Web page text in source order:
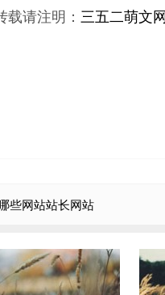
载请注明： 三五二萌文网
些网站站长网站